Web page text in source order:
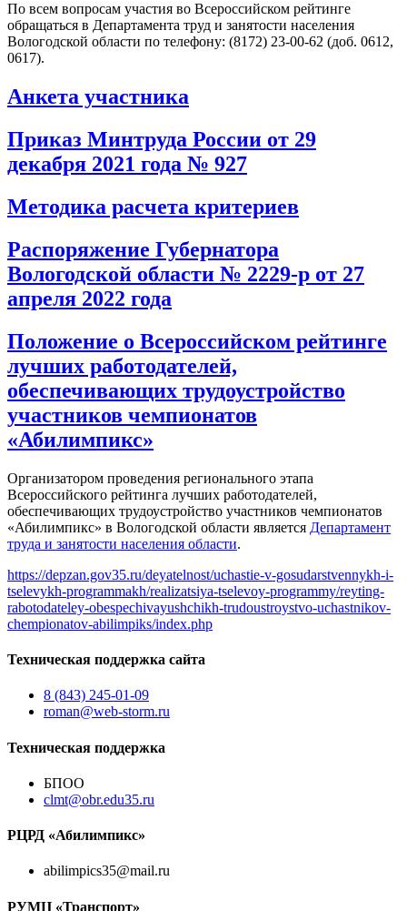
По всем вопросам участия во Всероссийском рейтинге
обращаться в Департамента труд и занятости населения
Вологодской области по телефону: (8172) 23-00-62 (доб. 0612,
0617).
Анкета участника
Приказ Минтруда России от 29
декабря 2021 года № 927
Методика расчета критериев
Распоряжение Губернатора
Вологодской области № 2229-р от 27
апреля 2022 года
Положение о Всероссийском рейтинге
лучших работодателей,
обеспечивающих трудоустройство
участников чемпионатов
«Абилимпикс»
Организатором проведения регионального этапа
Всероссийского рейтинга лучших работодателей,
обеспечивающих трудоустройство участников чемпионатов
«Абилимпикс» в Вологодской области является Департамент
труда и занятости населения области.
https://depzan.gov35.ru/deyatelnost/uchastie-v-gosudarstvennykh-i-
tselevykh-programmakh/realizatsiya-tselevoy-programmy/reyting-
rabotodateley-obespechivayushchikh-trudoustroystvo-uchastnikov-
chempionatov-abilimpiks/index.php
Техническая поддержка сайта
8 (843) 245-01-09
roman@web-storm.ru
Техническая поддержка
БПОО
clmt@obr.edu35.ru
РЦРД «Абилимпикс»
abilimpics35@mail.ru
РУМЦ «Транспорт»